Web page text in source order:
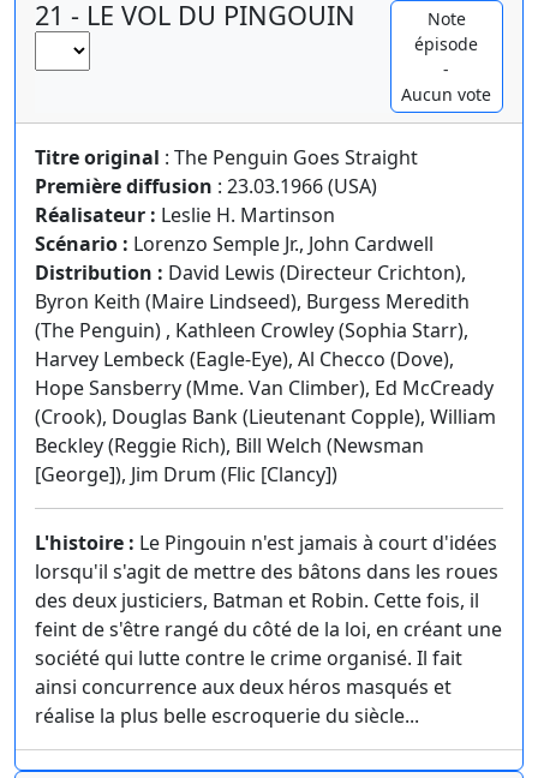
21 - LE VOL DU PINGOUIN
Note
épisode
-
Aucun vote
Titre original : The Penguin Goes Straight
Première diffusion : 23.03.1966 (USA)
Réalisateur : Leslie H. Martinson
Scénario : Lorenzo Semple Jr., John Cardwell
Distribution : David Lewis (Directeur Crichton),
Byron Keith (Maire Lindseed), Burgess Meredith
(The Penguin) , Kathleen Crowley (Sophia Starr),
Harvey Lembeck (Eagle-Eye), Al Checco (Dove),
Hope Sansberry (Mme. Van Climber), Ed McCready
(Crook), Douglas Bank (Lieutenant Copple), William
Beckley (Reggie Rich), Bill Welch (Newsman
[George]), Jim Drum (Flic [Clancy])
L'histoire : Le Pingouin n'est jamais à court d'idées
lorsqu'il s'agit de mettre des bâtons dans les roues
des deux justiciers, Batman et Robin. Cette fois, il
feint de s'être rangé du côté de la loi, en créant une
société qui lutte contre le crime organisé. Il fait
ainsi concurrence aux deux héros masqués et
réalise la plus belle escroquerie du siècle...